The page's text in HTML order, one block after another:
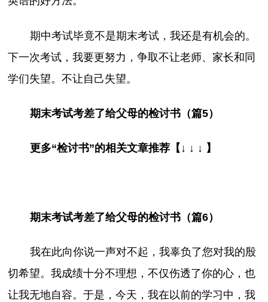
期中考试毕竟不是期末考试，我还是有机会的。
下一次考试，我要更努力，争取不让老师、家长和同
学们失望。不让自己失望。
期末考试考差了给父母的检讨书（篇5）
更多“检讨书”的相关文章推荐【↓ ↓ ↓ 】
期末考试考差了给父母的检讨书（篇6）
我在此向你说一声对不起，我辜负了您对我的殷
切希望。我成绩十分不理想，不仅伤透了你的心，也
让我无地自容。于是，今天，我在以前的学习中，我